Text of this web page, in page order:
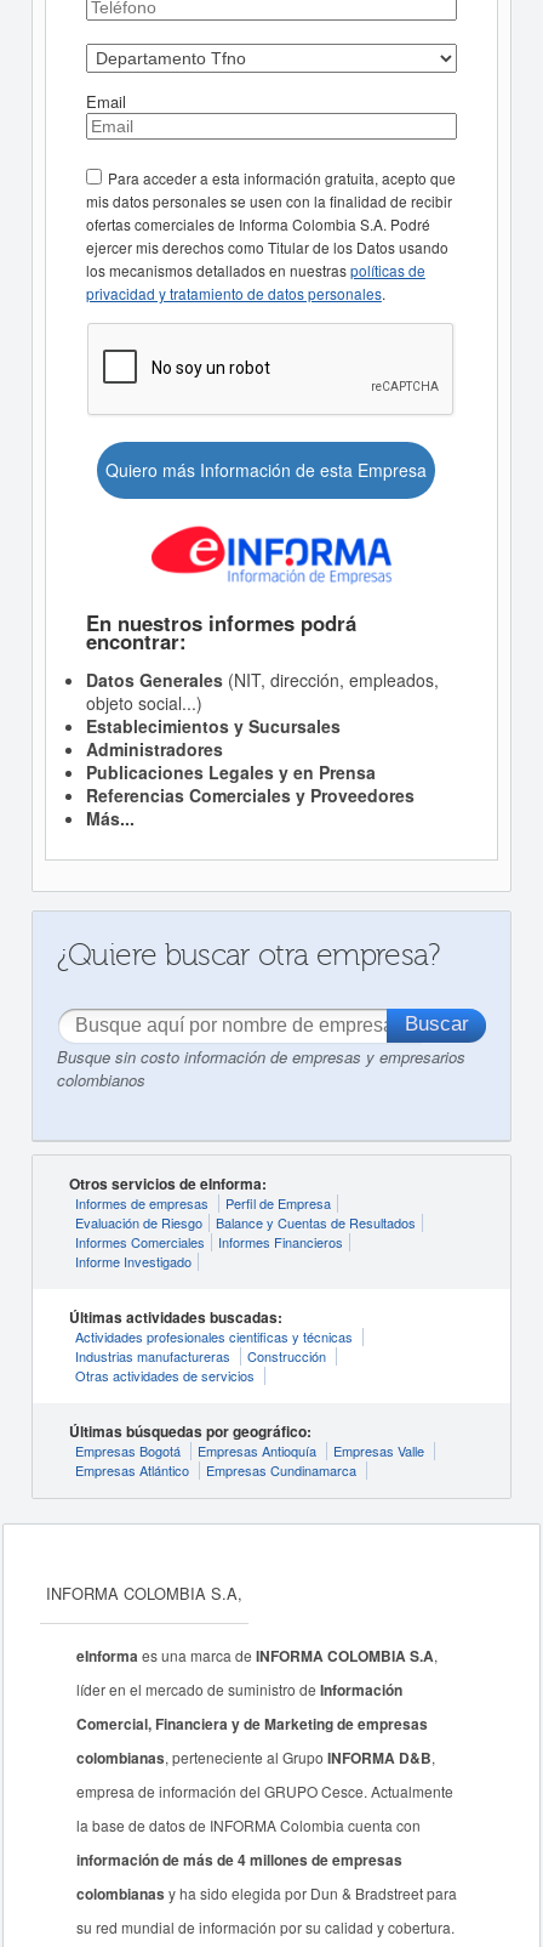
Email
Para acceder a esta información gratuita, acepto que
mis datos personales se usen con la finalidad de recibir
ofertas comerciales de Informa Colombia S.A. Podré
ejercer mis derechos como Titular de los Datos usando
los mecanismos detallados en nuestraspolíticas de
privacidad y tratamiento de datos personales.
Quiero más Información de esta Empresa
En nuestros informes podrá
encontrar:
Datos Generales(NIT, dirección, empleados,
objeto social...)
Establecimientos y Sucursales
Administradores
Publicaciones Legales y en Prensa
Referencias Comerciales y Proveedores
Más...
¿Quiere buscar otra empresa?
Busque sin costo información de empresas y empresarios
colombianos
Otros servicios de eInforma:
Informes de empresas
Perfil de Empresa
Evaluación de Riesgo
Balance y Cuentas de Resultados
Informes Comerciales
Informes Financieros
Informe Investigado
Últimas actividades buscadas:
Actividades profesionales cientificas y técnicas
Industrias manufactureras
Construcción
Otras actividades de servicios
Últimas búsquedas por geográfico:
Empresas Bogotá Empresas Antioquía
Empresas Valle
Empresas Atlántico
Empresas Cundinamarca
INFORMA COLOMBIA S.A,
eInformaes una marca deINFORMA COLOMBIA S.A,
líder en el mercado de suministro deInformación
Comercial, Financiera y de Marketing de empresas
colombianas, perteneciente al GrupoINFORMA D&B,
empresa de información del GRUPO Cesce. Actualmente
la base de datos de INFORMA Colombia cuenta con
información de más de 4 millones de empresas
colombianas y ha sido elegida por Dun & Bradstreet para
su red mundial de información por su calidad y cobertura.